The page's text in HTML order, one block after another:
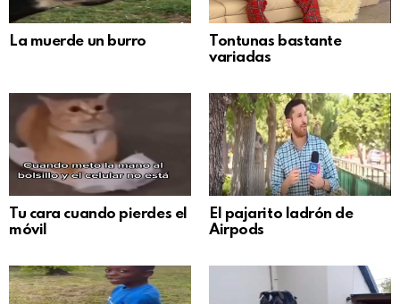
La muerde un burro
Tontunas bastante
variadas
Tu cara cuando pierdes el
móvil
El pajarito ladrón de
Airpods